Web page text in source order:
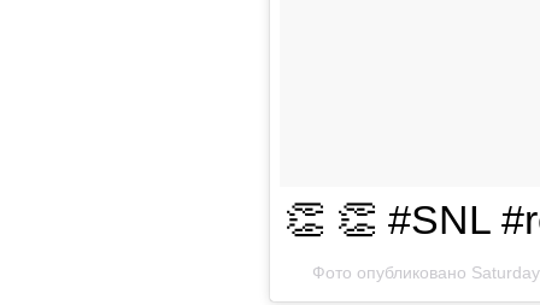
👏 👏 #SNL
Фото опубликовано